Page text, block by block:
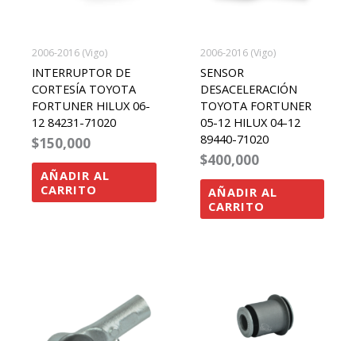
2006-2016 (Vigo)
INTERRUPTOR DE
CORTESÍA TOYOTA
FORTUNER HILUX 06-
12 84231-71020
$150,000
AÑADIR AL
CARRITO
2006-2016 (Vigo)
SENSOR
DESACELERACIÓN
TOYOTA FORTUNER
05-12 HILUX 04-12
89440-71020
$400,000
AÑADIR AL
CARRITO